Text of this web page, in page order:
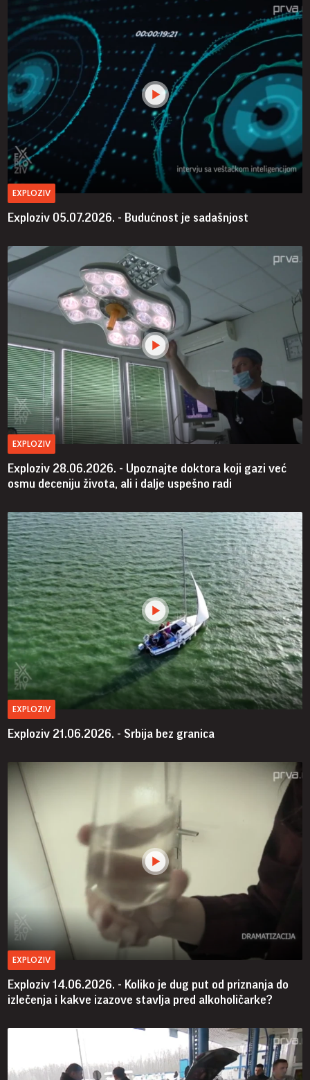
EXPLOZIV
Exploziv 05.07.2026. - Budućnost je sadašnjost
EXPLOZIV
Exploziv 28.06.2026. - Upoznajte doktora koji gazi već
osmu deceniju života, ali i dalje uspešno radi
EXPLOZIV
Exploziv 21.06.2026. - Srbija bez granica
EXPLOZIV
Exploziv 14.06.2026. - Koliko je dug put od priznanja do
izlečenja i kakve izazove stavlja pred alkoholičarke?